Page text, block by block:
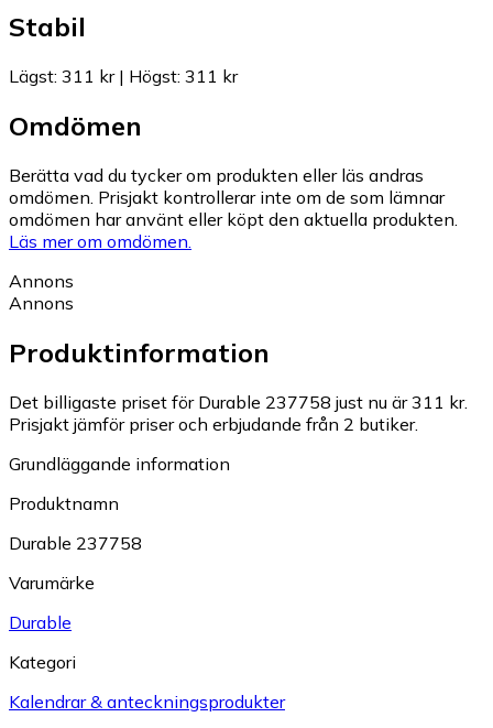
Stabil
Lägst: 311 kr| Högst: 311 kr
Omdömen
Berätta vad du tycker om produkten eller läs andras
omdömen. Prisjakt kontrollerar inte om de som lämnar
omdömen har använt eller köpt den aktuella produkten.
Läs mer om omdömen.
Annons
Annons
Produktinformation
Det billigaste priset för Durable 237758 just nu är 311 kr.
Prisjakt jämför priser och erbjudande från 2 butiker.
Grundläggande information
Produktnamn
Durable 237758
Varumärke
Durable
Kategori
Kalendrar & anteckningsprodukter